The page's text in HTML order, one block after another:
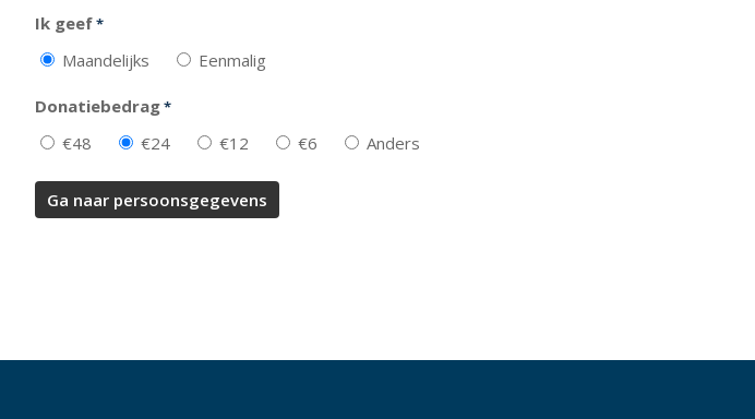
Ik geef*
Maandelijks Eenmalig
Donatiebedrag*
€48 €24 €12 €6 Anders